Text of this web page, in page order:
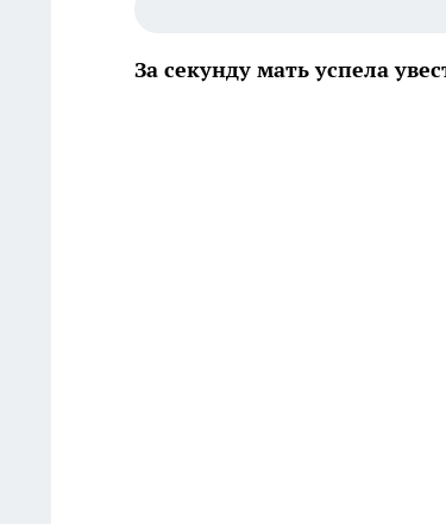
За секунду мать успела